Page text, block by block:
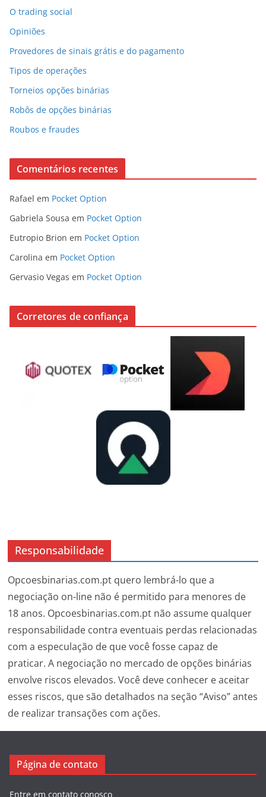
O trading social
Opiniões
Provedores de sinais grátis e do pagamento
Tipos de operações
Torneios opções binárias
Robôs de opções binárias
Roubos e fraudes
Comentários recentes
Rafael em Pocket Option
Gabriela Sousa em Pocket Option
Eutropio Brion em Pocket Option
Carolina em Pocket Option
Gervasio Vegas em Pocket Option
Corretores de confiança
Responsabilidade
Opcoesbinarias.com.pt quero lembrá-lo que a
negociação on-line não é permitido para menores de
18 anos. Opcoesbinarias.com.pt não assume qualquer
responsabilidade contra eventuais perdas relacionadas
com a especulação de que você fosse capaz de
praticar. A negociação no mercado de opções binárias
envolve riscos elevados. Você deve conhecer e aceitar
esses riscos, que são detalhados na seção “Aviso” antes
de realizar transações com ações.
Página de contato
Entre em contato conosco